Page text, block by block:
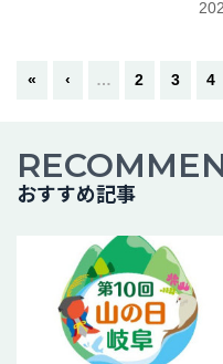
« ‹ … 2 3 4
おすすめ記事